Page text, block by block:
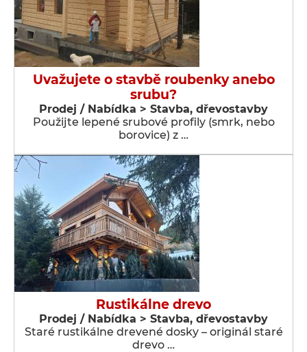
Uvažujete o stavbě roubenky anebo
srubu?
Prodej / Nabídka > Stavba, dřevostavby
Použijte lepené srubové profily (smrk, nebo
borovice) z …
Rustikálne drevo
Prodej / Nabídka > Stavba, dřevostavby
Staré rustikálne drevené dosky – originál staré
drevo …